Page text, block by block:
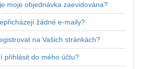
moje objednávka zaevidována?
žádné e-maily?
na Vašich stránkách?
přihlásit do mého účtu?